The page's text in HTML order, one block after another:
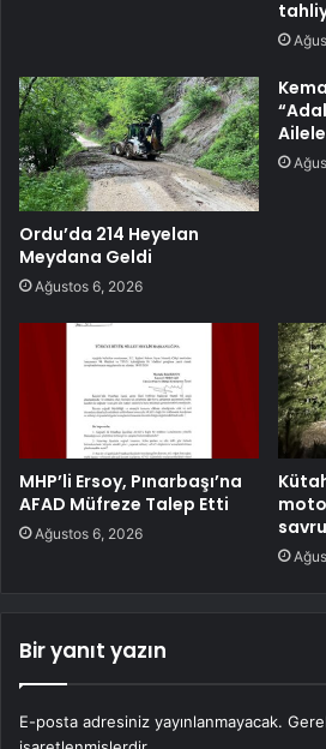
Ordu’da 214 Heyelan
Meydana Geldi
Ağustos 6, 2026
MHP’li Ersoy, Pınarbaşı’na
AFAD Müfreze Talep Etti
Ağustos 6, 2026
Bir yanıt yazın
E-posta adresiniz yayınlanmayacak.